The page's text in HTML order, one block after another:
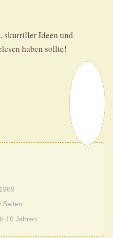
skurriller Ideen und
haben sollte!
1989
Seiten
10 Jahren